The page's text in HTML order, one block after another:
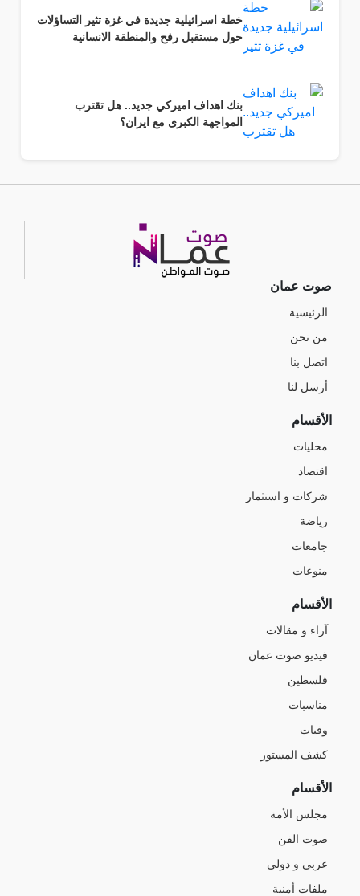
خطة اسرائيلية جديدة في غزة تثير التساؤلات
حول مستقبل رفح والمنطقة الانسانية
بنك اهداف اميركي جديد.. هل تقترب
المواجهة الكبرى مع ايران؟
صوت عمان
الرئيسية
من نحن
اتصل بنا
أرسل لنا
الأقسام
محليات
اقتصاد
شركات و استثمار
رياضة
جامعات
منوعات
الأقسام
آراء و مقالات
فيديو صوت عمان
فلسطين
مناسبات
وفيات
كشف المستور
الأقسام
مجلس الأمة
صوت الفن
عربي و دولي
ملفات أمنية